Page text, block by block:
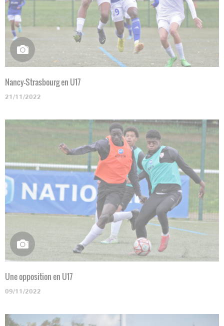
Nancy-Strasbourg en U17
21/11/2022
Une opposition en U17
09/11/2022